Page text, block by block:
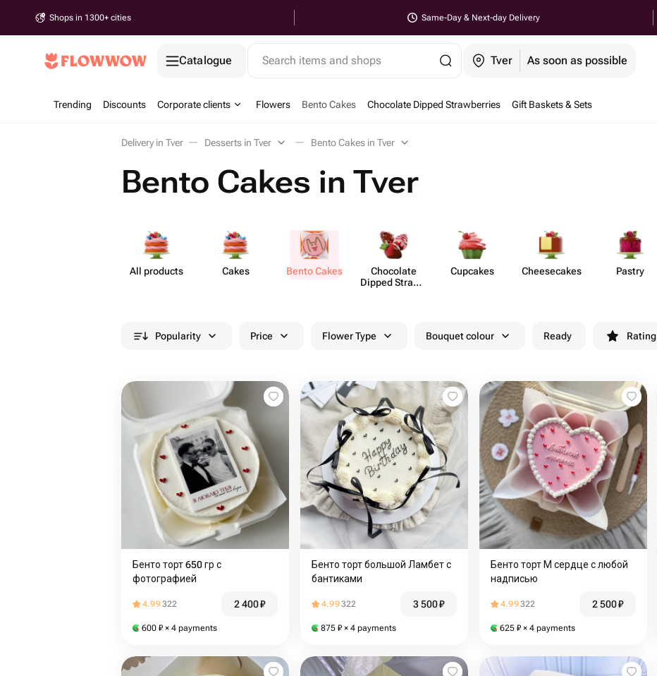
Shops in 1300+ cities Same-Day & Next-day Delivery
Catalogue Search items and shops Tver As soon as possible
Trending Discounts Corporate clients Flowers Bento Cakes Chocolate Dipped Strawberries Gift Baskets & Sets
Delivery in Tver Desserts in Tver Bento Cakes in Tver
Bento Cakes in Tver
All products Cakes Bento Cakes
Chocolate
Dipped Strawb​
Cupcakes Chees​ecakes Pastry
Popularity Price Flower Type Bouquet colour Ready Rating
Бенто торт 650 гр с
фотографией
4.99322 2 400₽
600 ₽ × 4 payments
Бенто торт большой Ламбет с
бантиками
4.99322 3 500₽
875 ₽ × 4 payments
Бенто торт М сердце с любой
надписью
4.99322 2 500₽
625 ₽ × 4 payments